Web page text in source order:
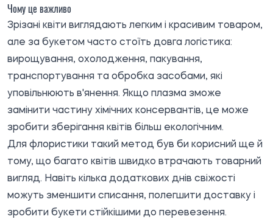
Чому це важливо
Зрізані квіти виглядають легким і красивим товаром,
але за букетом часто стоїть довга логістика:
вирощування, охолодження, пакування,
транспортування та обробка засобами, які
уповільнюють в'янення. Якщо плазма зможе
замінити частину хімічних консервантів, це може
зробити зберігання квітів більш екологічним.
Для флористики такий метод був би корисний ще й
тому, що багато квітів швидко втрачають товарний
вигляд. Навіть кілька додаткових днів свіжості
можуть зменшити списання, полегшити доставку і
зробити букети стійкішими до перевезення.